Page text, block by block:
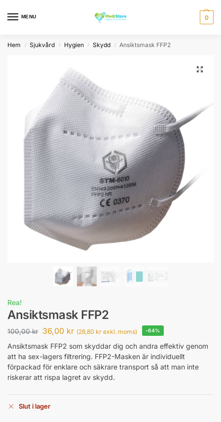
MENU 0
Hem / Sjukvård / Hygien / Skydd / Ansiktsmask FFP2
Rea!
Ansiktsmask FFP2
100,00kr 36,00 kr (28,80 kr exkl. moms) -64%
Ansiktsmask FFP2 som skyddar dig och andra effektiv genom
att ha sex-lagers filtrering. FFP2-Masken är individuellt
förpackad för enklare och säkrare transport så att man inte
riskerar att rispa lagret av skydd.
Slut i lager